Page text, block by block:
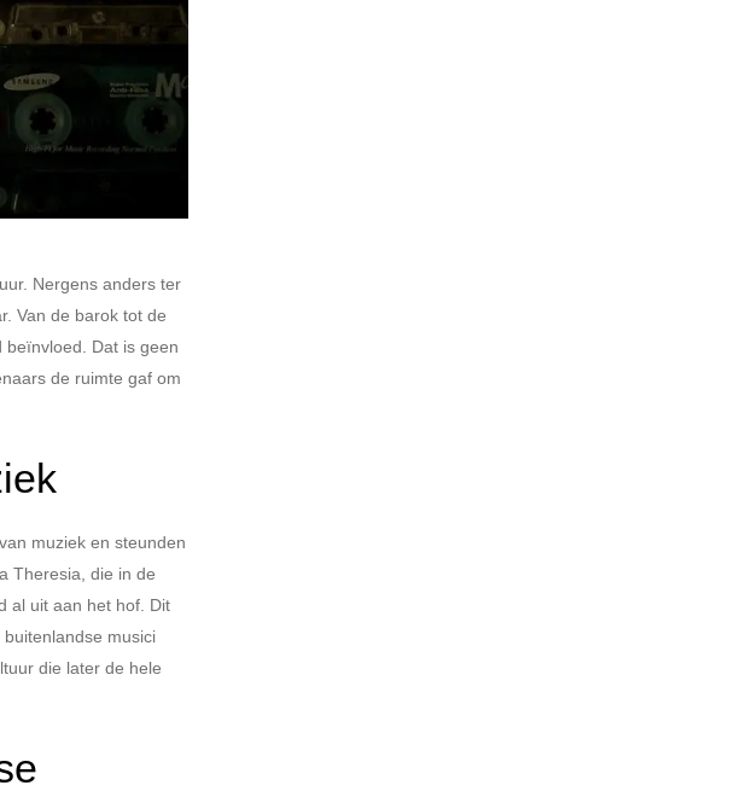
Nergens anders ter
Van de barok tot de
Dat is geen
de ruimte gaf om
muziek en steunden
Theresia, die in de
al uit aan het hof. Dit
musici
die later de hele